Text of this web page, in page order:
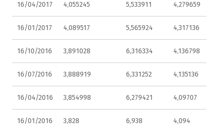
16/04/2017 4,055245 5,533911 4,279659
16/01/2017 4,089517 5,565924 4,317136
16/10/2016 3,891028 6,316334 4,136798
16/07/2016 3,888919 6,331252 4,135136
16/04/2016 3,854998 6,279421 4,09707
16/01/2016 3,828 6,938 4,094